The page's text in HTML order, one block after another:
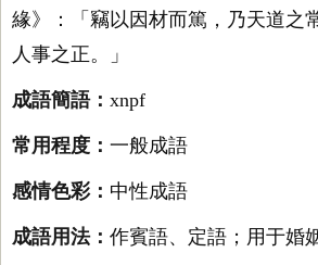
緣》：「竊以因材而篤，乃天道之
人事之正。」
成語簡語： xnpf
常用程度： 一般成語
感情色彩： 中性成語
成語用法： 作賓語、定語；用于婚